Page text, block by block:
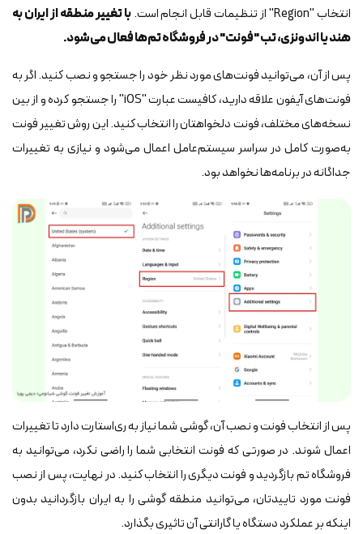
انتخاب "Region" از تنظیمات قابل انجام است.
با تغییر منطقه از ایران به
هند یا اندونزی، تب "فونت" در فروشگاه تم‌ها فعال می‌شود.
پس از آن، می‌توانید فونت‌های مورد نظر خود را جستجو و نصب کنید. اگر به
فونت‌های آیفون علاقه دارید، کافیست عبارت "iOS" را جستجو کرده و از بین
نسخه‌های مختلف، فونت دلخواهتان را انتخاب کنید. این روش تغییر فونت
به‌صورت کامل در سراسر سیستم‌عامل اعمال می‌شود و نیازی به تغییرات
جداگانه در برنامه‌ها نخواهد بود.
پس از انتخاب فونت و نصب آن، گوشی شما نیاز به ری‌استارت دارد تا تغییرات
اعمال شوند. در صورتی که فونت انتخابی شما را راضی نکرد، می‌توانید به
فروشگاه تم بازگردید و فونت دیگری را انتخاب کنید. در نهایت، پس از نصب
فونت مورد تاییدتان، می‌توانید منطقه گوشی را به ایران بازگردانید بدون
اینکه بر عملکرد دستگاه یا گارانتی آن تاثیری بگذارد.